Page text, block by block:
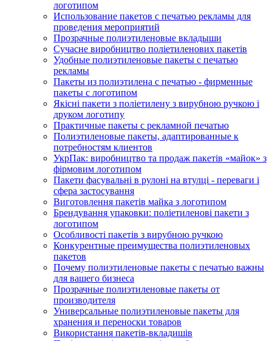
логотипом
Использование пакетов с печатью рекламы для
проведения мероприятий
Прозрачные полиэтиленовые вкладыши
Сучасне виробництво поліетиленових пакетів
Удобные полиэтиленовые пакеты с печатью
рекламы
Пакеты из полиэтилена с печатью - фирменные
пакеты с логотипом
Якісні пакети з поліетилену з вирубною ручкою і
друком логотипу
Практичные пакеты с рекламной печатью
Полиэтиленовые пакеты, адаптированные к
потребностям клиентов
УкрПак: виробництво та продаж пакетів «майок» з
фірмовим логотипом
Пакети фасувальні в рулоні на втулці - переваги і
сфера застосування
Виготовлення пакетів майка з логотипом
Брендування упаковки: поліетиленові пакети з
логотипом
Особливості пакетів з вирубною ручкою
Конкурентные преимущества полиэтиленовых
пакетов
Почему полиэтиленовые пакеты с печатью важны
для вашего бизнеса
Прозрачные полиэтиленовые пакеты от
производителя
Универсальные полиэтиленовые пакеты для
хранения и переноски товаров
Використання пакетів-вкладишів